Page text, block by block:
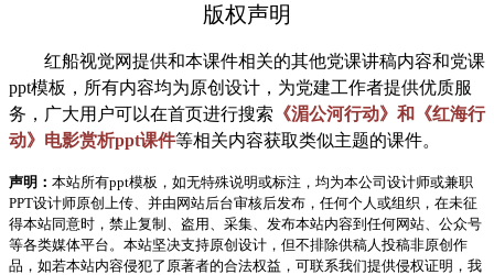
版权声明
红船视觉网提供和本课件相关的其他党课讲稿内容和党课
ppt模板，所有内容均为原创设计，为党建工作者提供优质服
务，广大用户可以在首页进行搜索 《湄公河行动》和《红海行
动》电影赏析ppt课件等相关内容获取类似主题的课件。
声明： 本站所有ppt模板，如无特殊说明或标注，均为本公司设计师或兼职
PPT设计师原创上传、并由网站后台审核后发布，任何个人或组织，在未征
得本站同意时，禁止复制、盗用、采集、发布本站内容到任何网站、公众号
等各类媒体平台。本站坚决支持原创设计，但不排除供稿人投稿非原创作
品，如若本站内容侵犯了原著者的合法权益，可联系我们提供侵权证明，我